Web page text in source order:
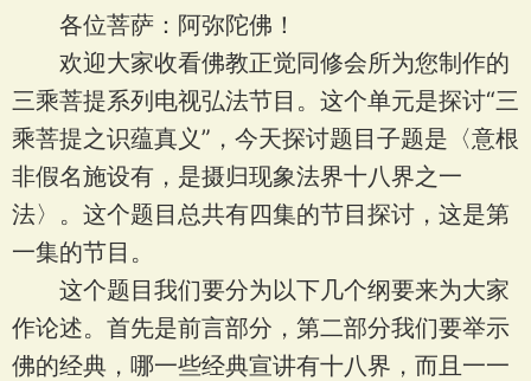
各位菩萨：阿弥陀佛！
欢迎大家收看佛教正觉同修会所为您制作的
三乘菩提系列电视弘法节目。这个单元是探讨“三
乘菩提之识蕴真义”，今天探讨题目子题是〈意根
非假名施设有，是摄归现象法界十八界之一
法〉。这个题目总共有四集的节目探讨，这是第
一集的节目。
这个题目我们要分为以下几个纲要来为大家
作论述。首先是前言部分，第二部分我们要举示
佛的经典，哪一些经典宣讲有十八界，而且一一